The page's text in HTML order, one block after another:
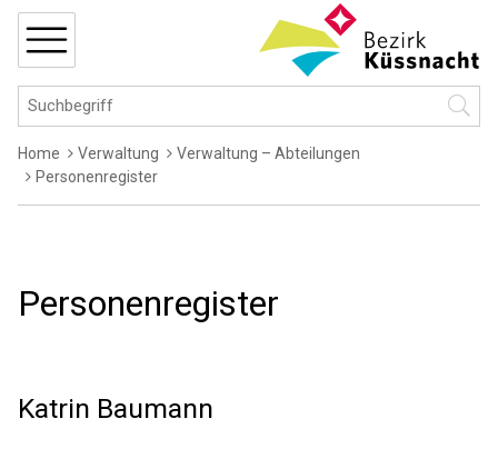
Navigieren in Küssnacht
Schnellnavigation
Hauptnavigation
Suchbegriff
Breadcrumb
Home Verwaltung
Verwaltung – Abteilungen
Personenregister
Personenregister
Katrin Baumann